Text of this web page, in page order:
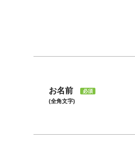
お名前
(全角文字)
必須